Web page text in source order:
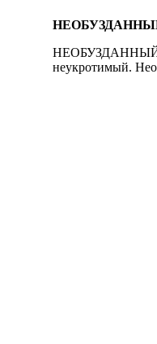
НЕОБУЗДАННЫЙ, -
неукротимый.